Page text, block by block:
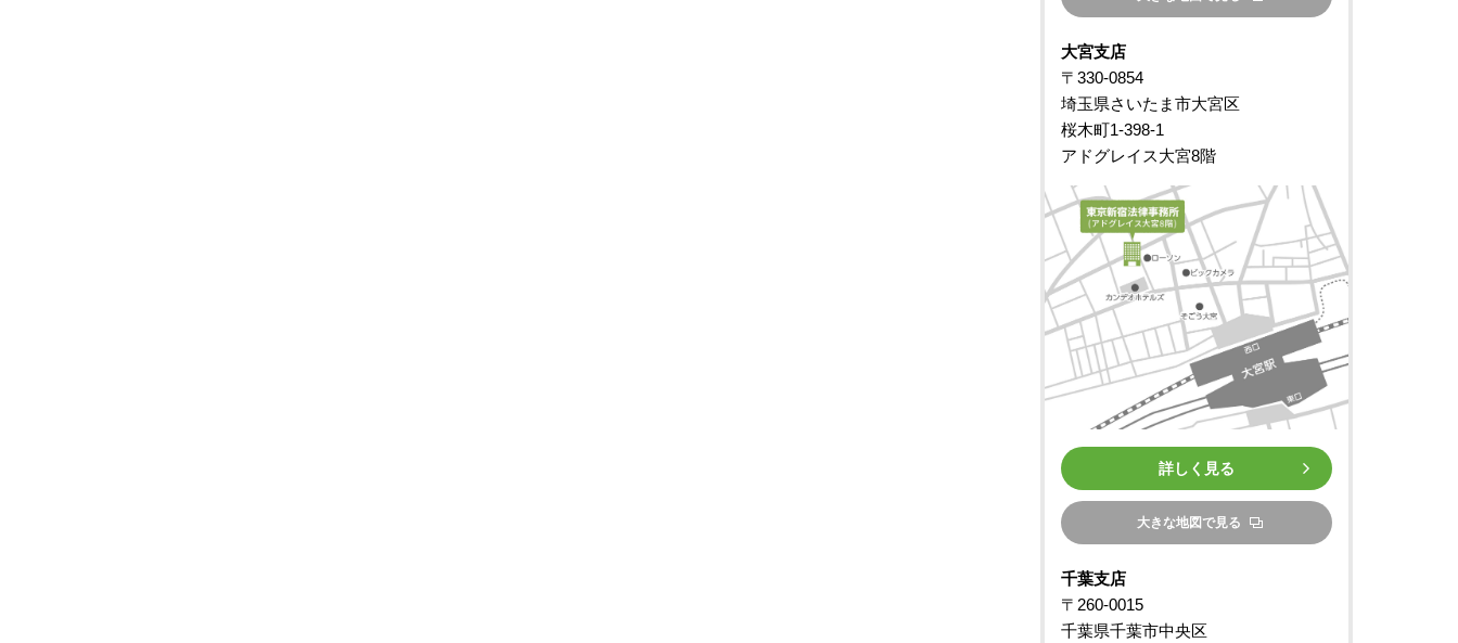
大宮支店
〒330-0854
埼玉県さいたま市大宮区
桜木町1-398-1
アドグレイス大宮8階
詳しく見る
大きな地図で見る
千葉支店
〒260-0015
千葉県千葉市中央区